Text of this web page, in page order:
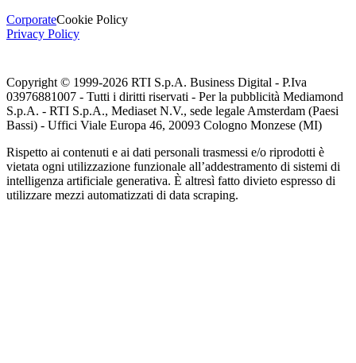
CorporateCookie Policy
Privacy Policy
Copyright © 1999-2026 RTI S.p.A. Business Digital - P.Iva
03976881007 - Tutti i diritti riservati - Per la pubblicità Mediamond
S.p.A. - RTI S.p.A., Mediaset N.V., sede legale Amsterdam (Paesi
Bassi) - Uffici Viale Europa 46, 20093 Cologno Monzese (MI)
Rispetto ai contenuti e ai dati personali trasmessi e/o riprodotti è
vietata ogni utilizzazione funzionale all’addestramento di sistemi di
intelligenza artificiale generativa. È altresì fatto divieto espresso di
utilizzare mezzi automatizzati di data scraping.